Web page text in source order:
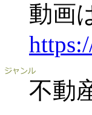
動画
不動